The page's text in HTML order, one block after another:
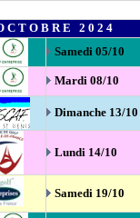
2024
Samedi 05/10
Mardi 08/10
Dimanche 13/10
Lundi 14/10
Samedi 19/10